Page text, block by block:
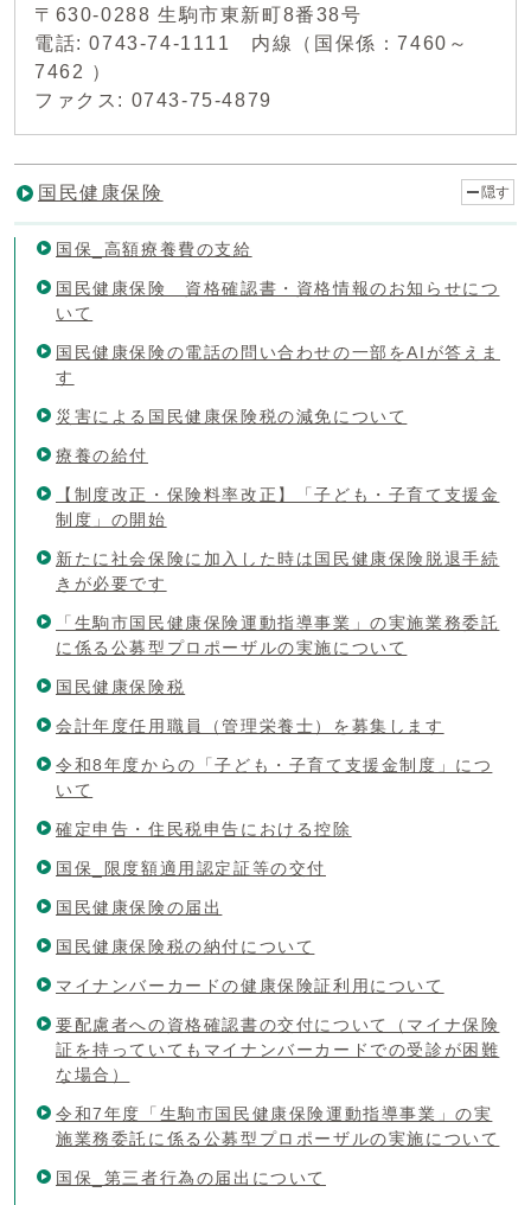
〒630-0288 生駒市東新町8番38号
電話: 0743-74-1111 内線（国保係：7460～
7462 ）
ファクス: 0743-75-4879
国民健康保険 隠す
国保_高額療養費の支給
国民健康保険 資格確認書・資格情報のお知らせにつ
いて
国民健康保険の電話の問い合わせの一部をAIが答えま
す
災害による国民健康保険税の減免について
療養の給付
【制度改正・保険料率改正】「子ども・子育て支援金
制度」の開始
新たに社会保険に加入した時は国民健康保険脱退手続
きが必要です
「生駒市国民健康保険運動指導事業」の実施業務委託
に係る公募型プロポーザルの実施について
国民健康保険税
会計年度任用職員（管理栄養士）を募集します
令和8年度からの「子ども・子育て支援金制度」につ
いて
確定申告・住民税申告における控除
国保_限度額適用認定証等の交付
国民健康保険の届出
国民健康保険税の納付について
マイナンバーカードの健康保険証利用について
要配慮者への資格確認書の交付について（マイナ保険
証を持っていてもマイナンバーカードでの受診が困難
な場合）
令和7年度「生駒市国民健康保険運動指導事業」の実
施業務委託に係る公募型プロポーザルの実施について
国保_第三者行為の届出について